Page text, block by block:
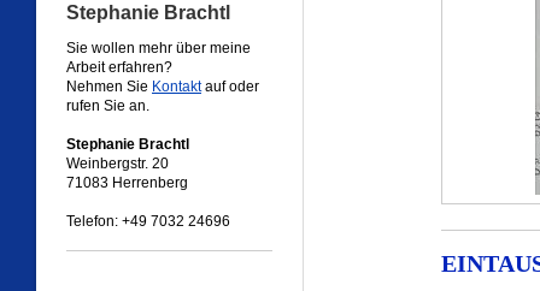
Stephanie Brachtl
Sie wollen mehr über meine
Arbeit erfahren?
Nehmen Sie Kontaktauf oder
rufen Sie an.
Stephanie Brachtl
Weinbergstr. 20
71083 Herrenberg
Telefon: +49 7032 24696